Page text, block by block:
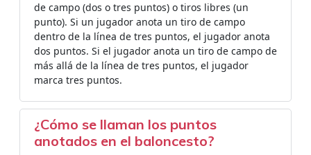
de campo (dos o tres puntos) o tiros libres (un
punto). Si un jugador anota un tiro de campo
dentro de la línea de tres puntos, el jugador anota
dos puntos. Si el jugador anota un tiro de campo de
más allá de la línea de tres puntos, el jugador
marca tres puntos.
¿Cómo se llaman los puntos
anotados en el baloncesto?